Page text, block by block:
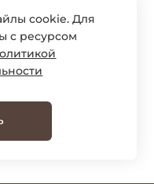
cookie. Для
с ресурсом